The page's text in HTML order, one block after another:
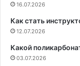
16.07.2026
Как стать
12.07.2026
Какой
03.07.2026